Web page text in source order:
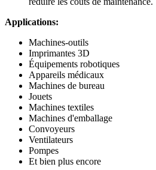
Applications:
Machines-outils
Imprimantes 3D
Équipements robotiques
Appareils médicaux
Machines de bureau
Jouets
Machines textiles
Machines d'emballage
Convoyeurs
Ventilateurs
Pompes
Et bien plus encore